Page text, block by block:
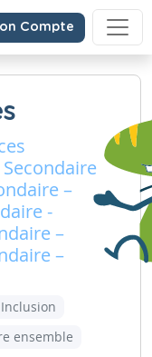
Compte
Secondaire
–
-
–
–
Inclusion
ensemble